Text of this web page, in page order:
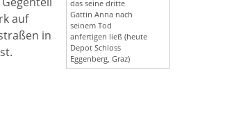
das seine dritte
Gattin Anna nach
seinem Tod
anfertigen ließ (heute
Depot Schloss
Eggenberg, Graz)
auf
in